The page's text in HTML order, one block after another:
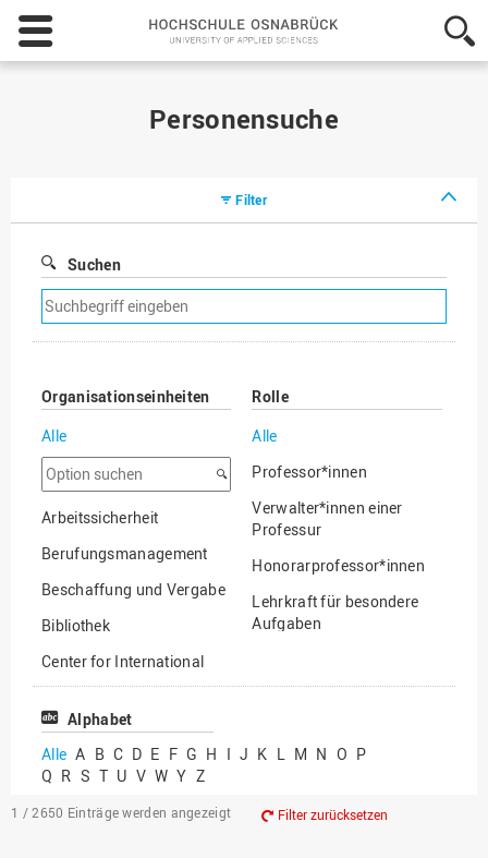
Hochschule
Osnabrück
-
Personensuche
Filter
Suchen
Suchfilter
entfernen
Organisationseinheiten
Alle
Option
suchen
Arbeitssicherheit
Berufungsmanagement
Beschaffung und Vergabe
Bibliothek
Center for International
Mobility
Center for International
Chancengerechtigkeit
eLearning Competence
Rolle
Alle
Professor*innen
Verwalter*innen einer
Professur
Honorarprofessor*innen
Lehrkraft für besondere
Aufgaben
Professor*innen im
Alphabet
Alle A B C D E F G H I J K L M N O P
Q R S T U V W Y Z
1 / 2650 Einträge werden angezeigt Filter zurücksetzen